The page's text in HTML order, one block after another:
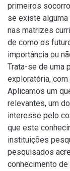
primeiros
se existe
nas matrizes
de como os
importância ou
Trata-se de uma
exploratória,
Aplicamos um
relevantes, um
interesse pelo
que este
instituições
pesquisados
conhecimento